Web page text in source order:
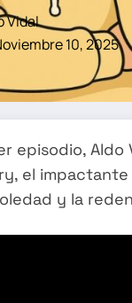
Vidal
10, 2025
episodio, Aldo
el
y la